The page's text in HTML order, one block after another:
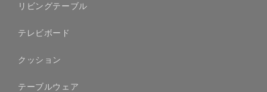
リビングテーブル
テレビボード
クッション
テーブルウェア